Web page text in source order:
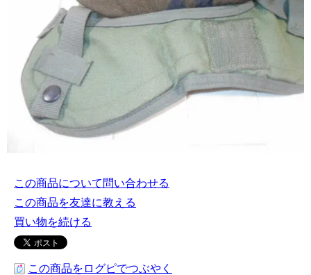
この商品について問い合わせる
この商品を友達に教える
買い物を続ける
この商品をログピでつぶやく